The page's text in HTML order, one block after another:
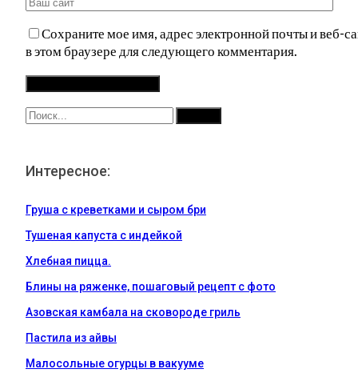
Сохраните мое имя, адрес электронной почты и веб-
в этом браузере для следующего комментария.
Интересное:
Груша с креветками и сыром бри
Тушеная капуста с индейкой
Хлебная пицца.
Блины на ряженке, пошаговый рецепт с фото
Азовская камбала на сковороде гриль
Пастила из айвы
Малосольные огурцы в вакууме